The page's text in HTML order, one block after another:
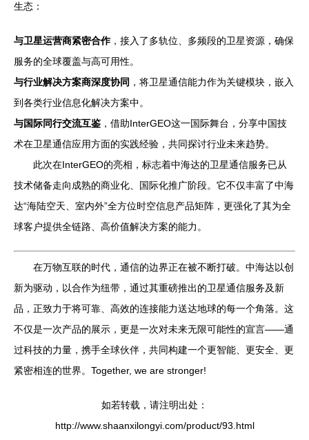
生态：
与卫星运营商紧密合作，接入了多轨位、多频段的卫星资源，确保
服务的全球覆盖与高可用性。
与行业解决方案商深度协同 ，将卫星通信能力作为关键模块，嵌入
到各类行业信息化解决方案中。
与国际同行交流互鉴 ，借助InterGEO这一国际舞台，分享中国技
术在卫星通信应用方面的实践经验，共同探讨行业未来趋势。
此次在InterGEO的亮相，标志着中海达的卫星通信服务已从
技术储备走向成熟的商业化、国际化推广阶段。它不仅丰富了中海
达“海陆空天、室内外”全方位时空信息产品矩阵，更强化了其为全
球客户提供全链路、高价值解决方案的能力。
在万物互联的时代，通信的边界正在被不断打破。中海达以创
新为驱动，以合作为纽带，通过其重磅推出的卫星通信服务及新
品，正致力于将可靠、高效的连接能力送达地球的每一个角落。这
不仅是一次产品的展示，更是一次对未来无限可能性的宣言——通
过科技的力量，携手全球伙伴，共同构建一个更智能、更安全、更
紧密相连的世界。Together, we are stronger!
如若转载，请注明出处：
http://www.shaanxilongyi.com/product/93.html